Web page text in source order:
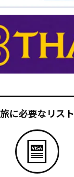
旅に必要なリスト